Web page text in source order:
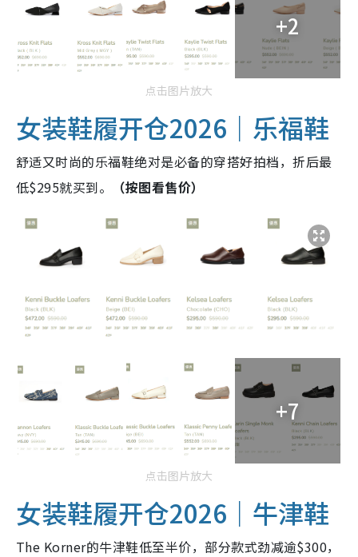
+2
点击图片放大
女装鞋履开仓2026｜乐福鞋
舒适又时尚的乐福鞋绝对是必备的穿搭好拍档，折后最
低$295就买到。
（按图看售价）
+7
点击图片放大
女装鞋履开仓2026｜牛津鞋
The Korner的牛津鞋低至半价，部分款式劲减逾$300，